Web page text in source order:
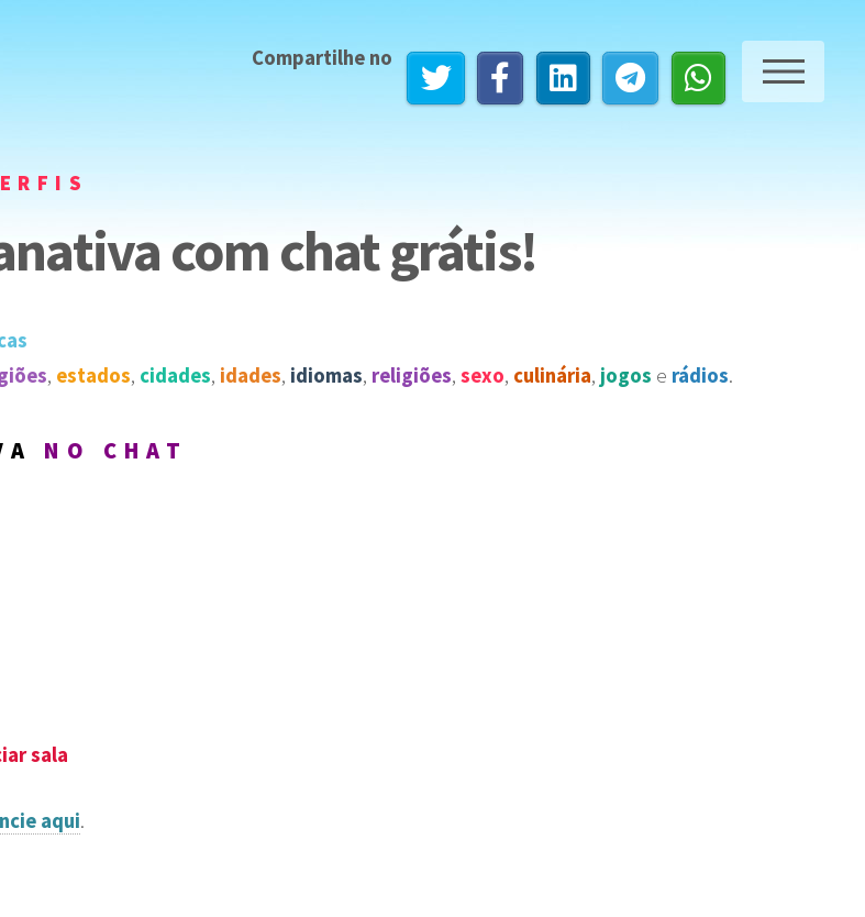
Compartilhe no
com chat grátis!
, estados, cidades, idades, idiomas, religiões, sexo, culinária, jogos e rádios.
NO CHAT
sala
aqui.